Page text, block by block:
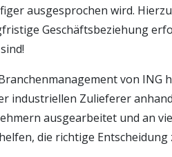
ausgesprochen wird.
Geschäftsbeziehung
von ING
industriellen Zulieferer
ausgearbeitet und an
die richtige Entscheidung